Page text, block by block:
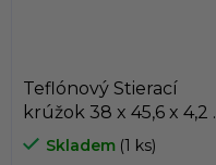
Teflónový Stierací
krúžok 38 x 45,6 x 4,2 /
4,2 AD61 PTFE/NBR
Dichtomatik
Skladem (1 ks)